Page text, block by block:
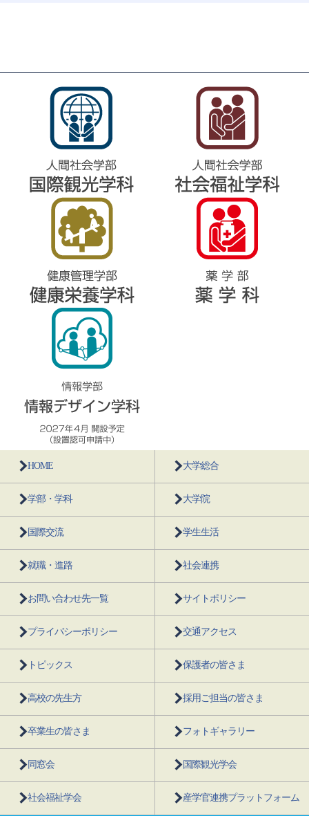
HOME 大学総合
学部・学科 大学院
国際交流 学生生活
就職・進路 社会連携
お問い合わせ先一覧 サイトポリシー
プライバシーポリシー 交通アクセス
トピックス 保護者の皆さま
高校の先生方 採用ご担当の皆さま
卒業生の皆さま フォトギャラリー
同窓会 国際観光学会
社会福祉学会 産学官連携プラットフォーム